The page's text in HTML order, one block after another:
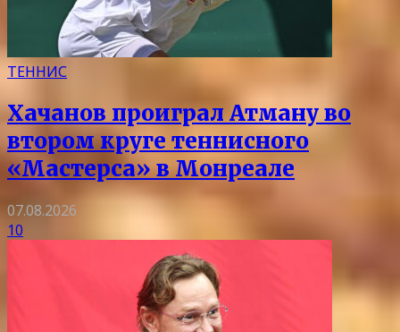
ТЕННИС
Хачанов проиграл Атману во
втором круге теннисного
«Мастерса» в Монреале
07.08.2026
10